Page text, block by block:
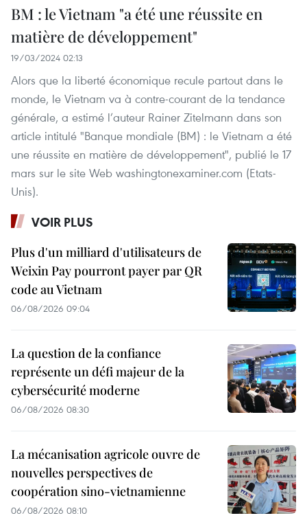
BM : le Vietnam "a été une réussite en
matière de développement"
19/03/2024 02:13
Alors que la liberté économique recule partout dans le
monde, le Vietnam va à contre-courant de la tendance
générale, a estimé l’auteur Rainer Zitelmann dans son
article intitulé "Banque mondiale (BM) : le Vietnam a été
une réussite en matière de développement", publié le 17
mars sur le site Web washingtonexaminer.com (Etats-
Unis).
VOIR PLUS
Plus d'un milliard d'utilisateurs de
Weixin Pay pourront payer par QR
code au Vietnam
06/08/2026 09:04
La question de la confiance
représente un défi majeur de la
cybersécurité moderne
06/08/2026 08:30
La mécanisation agricole ouvre de
nouvelles perspectives de
coopération sino-vietnamienne
06/08/2026 08:10